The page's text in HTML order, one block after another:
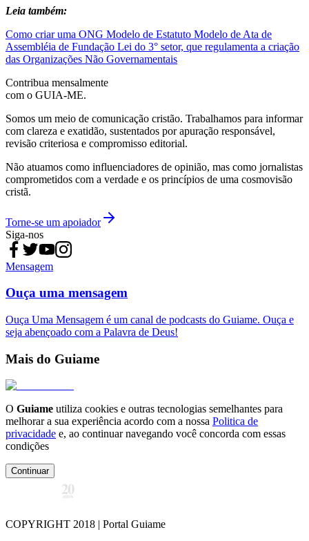
Leia também:
Como criar uma ONG Modelo de Estatuto Modelo de Ata de
Assembléia de Fundação Lei do 3° setor, que regulamenta a criação
das Organizações Não Governamentais
Contribua mensalmente
com o GUIA-ME.
Somos um meio de comunicação cristão. Trabalhamos para informar
com clareza e exatidão, sustentados por apuração responsável,
revisão criteriosa e compromisso editorial.
Não atuamos como influenciadores de opinião, mas como jornalistas
comprometidos com a verdade e os princípios de uma cosmovisão
cristã.
Torne-se um apoiador
Siga-nos
Mensagem
Ouça uma mensagem
Ouça Uma Mensagem é um canal de podcasts do Guiame. Ouça e
seja abençoado com a Palavra de Deus!
Mais do Guiame
O Guiame utiliza cookies e outras tecnologias semelhantes para
melhorar a sua experiência acordo com a nossa Politica de
privacidade e, ao continuar navegando você concorda com essas
condições
Continuar
COPYRIGHT 2018 | Portal Guiame